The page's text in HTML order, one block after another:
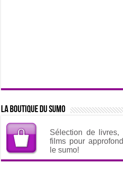
La boutique du sumo
Sélection de
films pour
le sumo!